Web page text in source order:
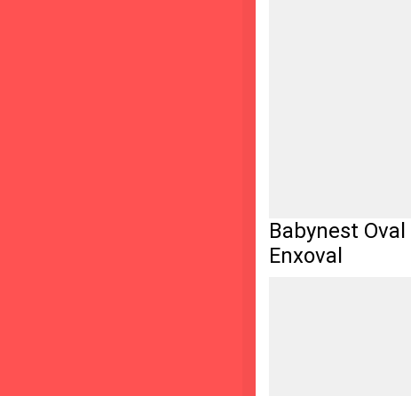
Babynest
Enxoval